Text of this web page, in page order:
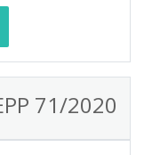
71/2020